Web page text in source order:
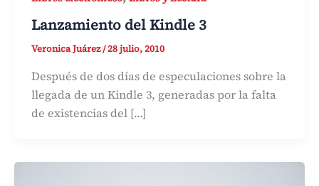
Lanzamiento del Kindle 3
Veronica Juárez/28 julio, 2010
Después de dos días de especulaciones sobre la
llegada de un Kindle 3, generadas por la falta
de existencias del […]